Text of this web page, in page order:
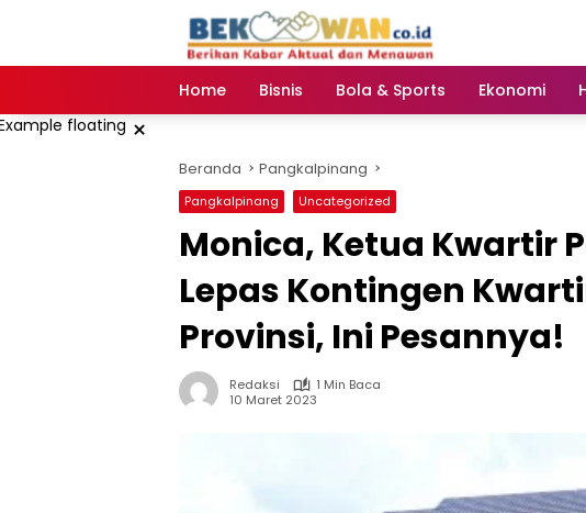
Home
Bisnis Bola & Sports Ekonomi
×
Beranda Pangkalpinang
Pangkalpinang Uncategorized
Monica, Ketua Kwartir
Lepas Kontingen
Provinsi, Ini Pesannya!
Redaksi
1 Min Baca
10 Maret 2023